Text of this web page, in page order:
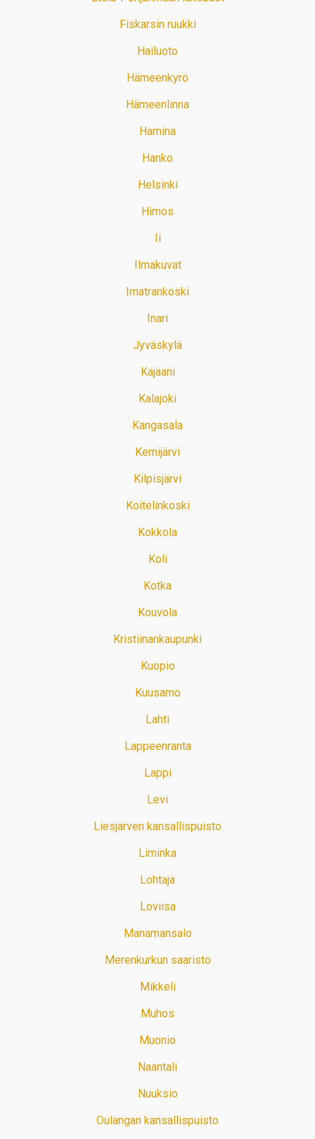
Fiskarsin ruukki
Hailuoto
Hämeenkyrö
Hämeenlinna
Hamina
Hanko
Helsinki
Himos
Ii
Ilmakuvat
Imatrankoski
Inari
Jyväskylä
Kajaani
Kalajoki
Kangasala
Kemijärvi
Kilpisjärvi
Koitelinkoski
Kokkola
Koli
Kotka
Kouvola
Kristiinankaupunki
Kuopio
Kuusamo
Lahti
Lappeenranta
Lappi
Levi
Liesjärven kansallispuisto
Liminka
Lohtaja
Loviisa
Manamansalo
Merenkurkun saaristo
Mikkeli
Muhos
Muonio
Naantali
Nuuksio
Oulangan kansallispuisto